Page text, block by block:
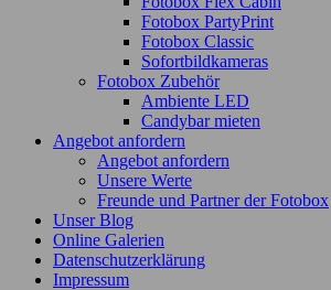
Fotobox PartyPrint
Fotobox Classic
Sofortbildkameras
Fotobox Zubehör
Ambiente LED
Candybar mieten
Angebot anfordern
Angebot anfordern
Unsere Werte
Freunde und Partner der Fotobox
Unser Blog
Online Galerien
Datenschutzerklärung
Impressum